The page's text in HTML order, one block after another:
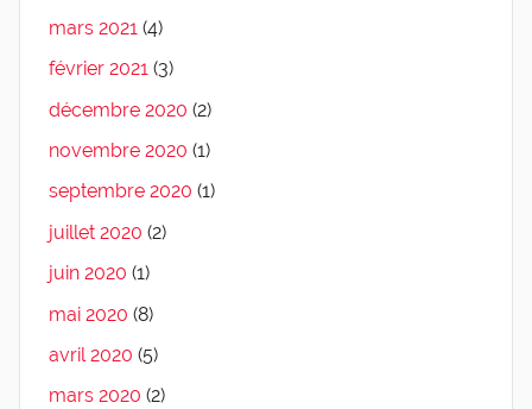
mars 2021 (4)
février 2021 (3)
décembre 2020 (2)
novembre 2020 (1)
septembre 2020 (1)
juillet 2020 (2)
juin 2020 (1)
mai 2020 (8)
avril 2020 (5)
mars 2020 (2)